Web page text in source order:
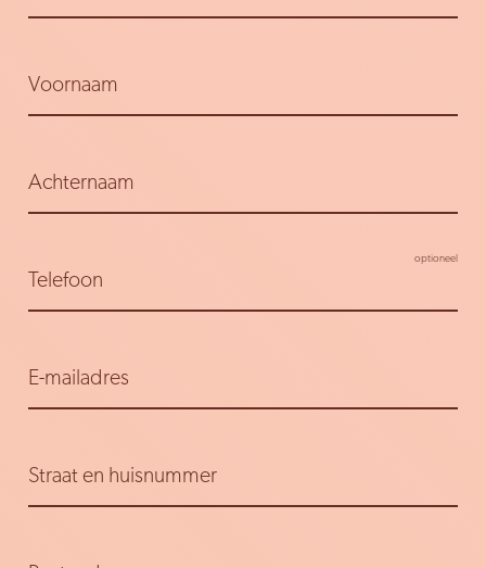
Voornaam
Achternaam
Telefoon
E-mailadres
Straat en huisnummer